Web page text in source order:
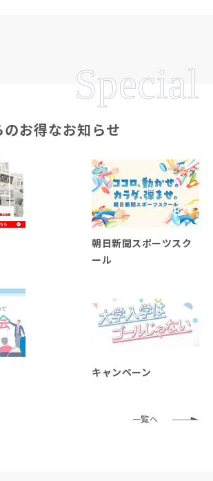
Special
お得なお知らせ
朝日新聞スポーツスク
ール
キャンペーン
一覧へ